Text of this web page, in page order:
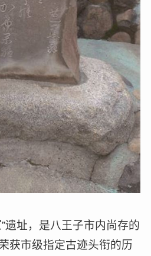
遗址，是八王子市内尚存的
获市级指定古迹头衔的历